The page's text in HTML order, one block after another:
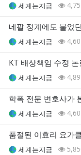
세계는지금
네팔 정계에도 불었
세계는지금
KT 배상책임 수정
세계는지금
학폭 전문 변호사가
세계는지금
품절된 이효리 요가
세계는지금